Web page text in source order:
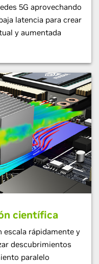
5G aprovechando
latencia para crear
y aumentada
científica
escala rápidamente y
descubrimientos
paralelo